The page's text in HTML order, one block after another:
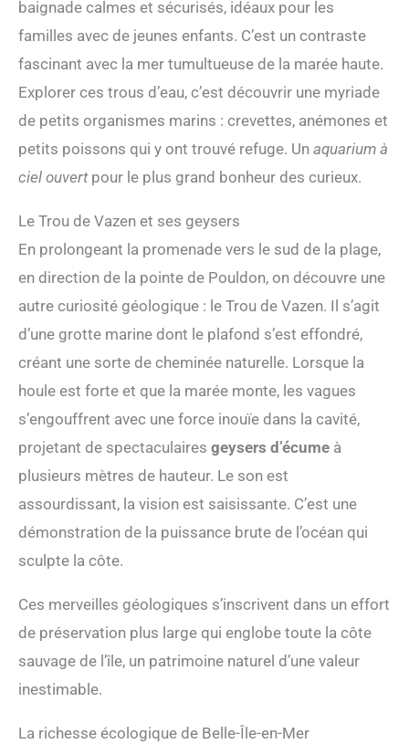
baignade calmes et sécurisés, idéaux pour les
familles avec de jeunes enfants. C’est un contraste
fascinant avec la mer tumultueuse de la marée haute.
Explorer ces trous d’eau, c’est découvrir une myriade
de petits organismes marins : crevettes, anémones et
petits poissons qui y ont trouvé refuge. Un aquarium à
ciel ouvertpour le plus grand bonheur des curieux.
Le Trou de Vazen et ses geysers
En prolongeant la promenade vers le sud de la plage,
en direction de la pointe de Pouldon, on découvre une
autre curiosité géologique : le Trou de Vazen. Il s’agit
d’une grotte marine dont le plafond s’est effondré,
créant une sorte de cheminée naturelle. Lorsque la
houle est forte et que la marée monte, les vagues
s’engouffrent avec une force inouïe dans la cavité,
projetant de spectaculaires geysers d’écume à
plusieurs mètres de hauteur. Le son est
assourdissant, la vision est saisissante. C’est une
démonstration de la puissance brute de l’océan qui
sculpte la côte.
Ces merveilles géologiques s’inscrivent dans un effort
de préservation plus large qui englobe toute la côte
sauvage de l’île, un patrimoine naturel d’une valeur
inestimable.
La richesse écologique de Belle-Île-en-Mer